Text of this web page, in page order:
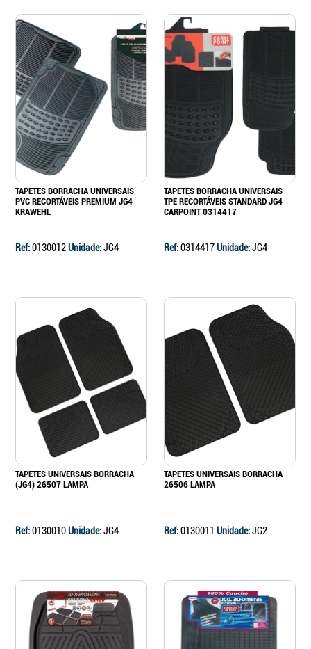
TAPETES BORRACHA UNIVERSAIS
PVC RECORTÁVEIS PREMIUM JG4
KRAWEHL
Ref:0130012Unidade:JG4
TAPETES BORRACHA UNIVERSAIS
TPE RECORTÁVEIS STANDARD JG4
CARPOINT 0314417
Ref:0314417Unidade:JG4
TAPETES UNIVERSAIS BORRACHA
(JG4) 26507 LAMPA
Ref:0130010Unidade:JG4
TAPETES UNIVERSAIS BORRACHA
26506 LAMPA
Ref:0130011 Unidade:JG2
Ir para o carrinho